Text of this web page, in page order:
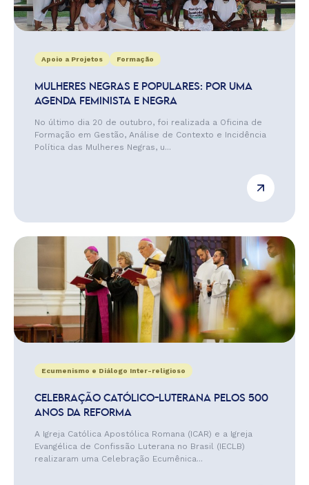
Apoio a Projetos Formação
MULHERES NEGRAS E POPULARES: POR UMA
AGENDA FEMINISTA E NEGRA
No último dia 20 de outubro, foi realizada a Oficina de
Formação em Gestão, Análise de Contexto e Incidência
Política das Mulheres Negras, u...
Ecumenismo e Diálogo Inter-religioso
CELEBRAÇÃO CATÓLICO-LUTERANA PELOS 500
ANOS DA REFORMA
A Igreja Católica Apostólica Romana (ICAR) e a Igreja
Evangélica de Confissão Luterana no Brasil (IECLB)
realizaram uma Celebração Ecumênica...